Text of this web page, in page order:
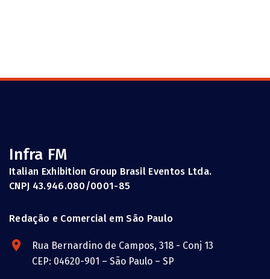
Infra FM
Italian Exhibition Group Brasil Eventos Ltda.
CNPJ 43.946.080/0001-85
Redação e Comercial em São Paulo
Rua Bernardino de Campos, 318 - Conj 13
CEP: 04620-901 – São Paulo – SP